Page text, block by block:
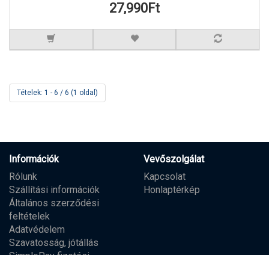
27,990Ft
Tételek: 1 - 6 / 6 (1 oldal)
Információk
Rólunk
Szállítási információk
Általános szerződési
feltételek
Adatvédelem
Szavatosság, jótállás
Vevőszolgálat
Kapcsolat
Honlaptérkép